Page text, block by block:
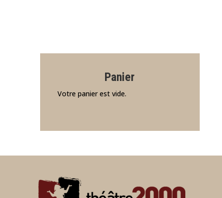
Panier
Votre panier est vide.